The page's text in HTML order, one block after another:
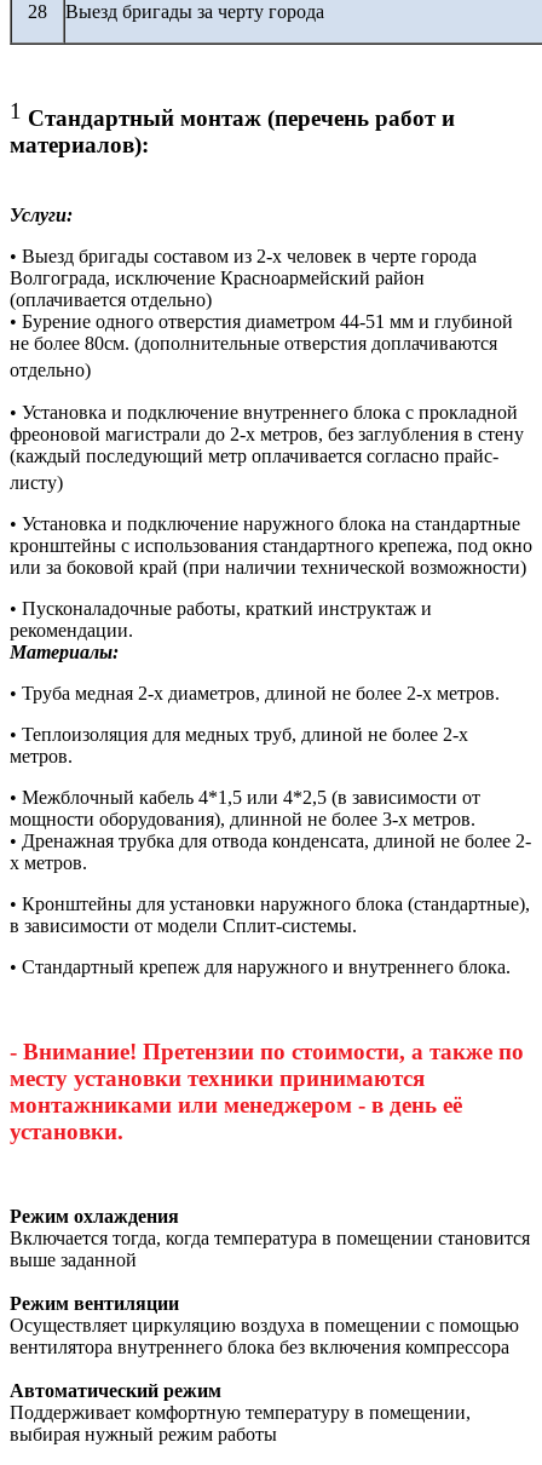
28 Выезд бригады за черту города
1 Стандартный монтаж (перечень работ и
материалов):
Услуги:
• Выезд бригады составом из 2-х человек в черте города
Волгограда, исключение Красноармейский район
(оплачивается отдельно)
• Бурение одного отверстия диаметром 44-51 мм и глубиной
не более 80см. (дополнительные отверстия доплачиваются
отдельно)
• Установка и подключение внутреннего блока с прокладной
фреоновой магистрали до 2-х метров, без заглубления в стену
(каждый последующий метр оплачивается согласно прайс-
листу)
• Установка и подключение наружного блока на стандартные
кронштейны с использования стандартного крепежа, под окно
или за боковой край (при наличии технической возможности)
• Пусконаладочные работы, краткий инструктаж и
рекомендации.
Материалы:
• Труба медная 2-х диаметров, длиной не более 2-х метров.
• Теплоизоляция для медных труб, длиной не более 2-х
метров.
• Межблочный кабель 4*1,5 или 4*2,5 (в зависимости от
мощности оборудования), длинной не более 3-х метров.
• Дренажная трубка для отвода конденсата, длиной не более 2-
х метров.
• Кронштейны для установки наружного блока (стандартные),
в зависимости от модели Сплит-системы.
• Стандартный крепеж для наружного и внутреннего блока.
- Внимание! Претензии по стоимости, а также по
месту установки техники принимаются
монтажниками или менеджером - в день её
установки.
Режим охлаждения
Включается тогда, когда температура в помещении становится
выше заданной
Режим вентиляции
Осуществляет циркуляцию воздуха в помещении с помощью
вентилятора внутреннего блока без включения компрессора
Автоматический режим
Поддерживает комфортную температуру в помещении,
выбирая нужный режим работы